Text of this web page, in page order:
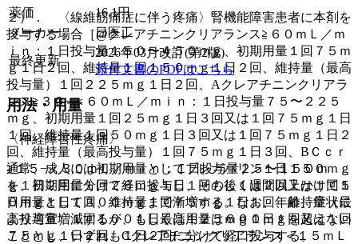
２）． 〈線維筋痛症に伴う疼痛〉腎機能障害患者に本剤を
投与する場合［@クレアチニンクリアランス≧６０ｍＬ／ｍ
ｉｎ：１日投与量１５０〜４５０ｍｇ、初期用量１回７５ｍ
ｇ１日２回、維持量１回１５０ｍｇ１日２回、維持量（最高
投与量）１回２２５ｍｇ１日２回、Aクレアチニンクリアラ
ンス≧３０−＜６０ｍＬ／ｍｉｎ：１日投与量７５〜２２５
ｍｇ、初期用量１回２５ｍｇ１日３回又は１回７５ｍｇ１日
１回、維持量１回５０ｍｇ１日３回又は１回７５ｍｇ１日２
回、維持量（最高投与量）１回７５ｍｇ１日３回、BＣｃｒ
≧１５−＜３０ｍＬ／ｍｉｎ：１日投与量２５〜１５０ｍ
ｇ、初期用量１回２５ｍｇ１日１回もしくは２回又は１回５
０ｍｇ１日１回、維持量１回７５ｍｇ１日１回、維持量（最
高投与量）１回１００もしくは１２５ｍｇ１日１回又は１回
７５ｍｇ１日２回、Cクレアチニンクリアランス＜１５ｍＬ
薬価
16.1円
メーカー
日医工
最終更新
2026年03月改訂(第2版)
添付文書のPDFはこちら
用法・用量
〈神経障害性疼痛〉
通常、成人には初期用量としてプレガバリン１日１５０ｍｇ
を１日２回に分けて経口投与し、その後１週間以上かけて１
日用量として３００ｍｇまで漸増する。なお、年齢、症状に
より適宜増減するが、１日最高用量は６００ｍｇを超えない
こととし、いずれも１日２回に分けて経口投与する。